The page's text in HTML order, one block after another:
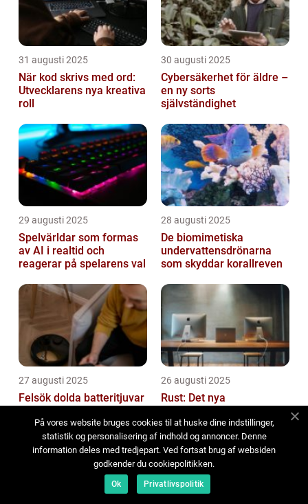
31 augusti 2025
När kod skrivs med ord:
Utvecklarens nya kreativa
roll
30 augusti 2025
Cybersäkerhet för äldre –
en ny sorts
självständighet
29 augusti 2025
Spelvärldar som formas
av AI i realtid och
reagerar på spelarens val
28 augusti 2025
De biomimetiska
undervattensdrönarna
som skyddar korallreven
27 augusti 2025
Felsök dolda batteritjuvar
enheter
26 augusti 2025
Rust: Det nya
revolutionerar
systemprogrammering
På vores website bruges cookies til at huske dine indstillinger,
statistik og personalisering af indhold og annoncer. Denne
information deles med tredjepart. Ved fortsat brug af websiden
godkender du cookiepolitikken.
Ok Privatlivspolitik